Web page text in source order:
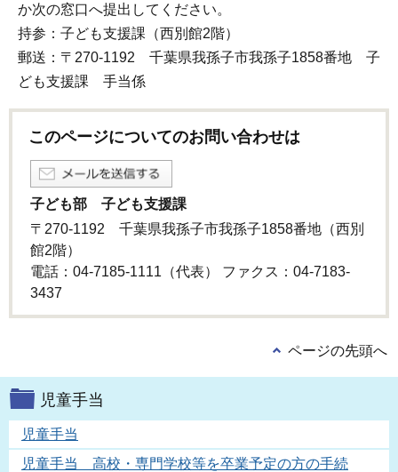
か次の窓口へ提出してください。
持参：子ども支援課（西別館2階）
郵送：〒270-1192 千葉県我孫子市我孫子1858番地 子
ども支援課 手当係
このページについてのお問い合わせは
子ども部 子ども支援課
〒270-1192 千葉県我孫子市我孫子1858番地（西別
館2階）
電話：04-7185-1111（代表） ファクス：04-7183-
3437
ページの先頭へ
児童手当
児童手当
児童手当 高校・専門学校等を卒業予定の方の手続